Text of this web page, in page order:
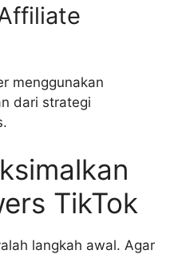
menggunakan
dari strategi
TikTok
langkah awal. Agar